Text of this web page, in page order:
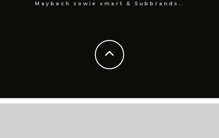
Maybach sowie smart & Subbrands..